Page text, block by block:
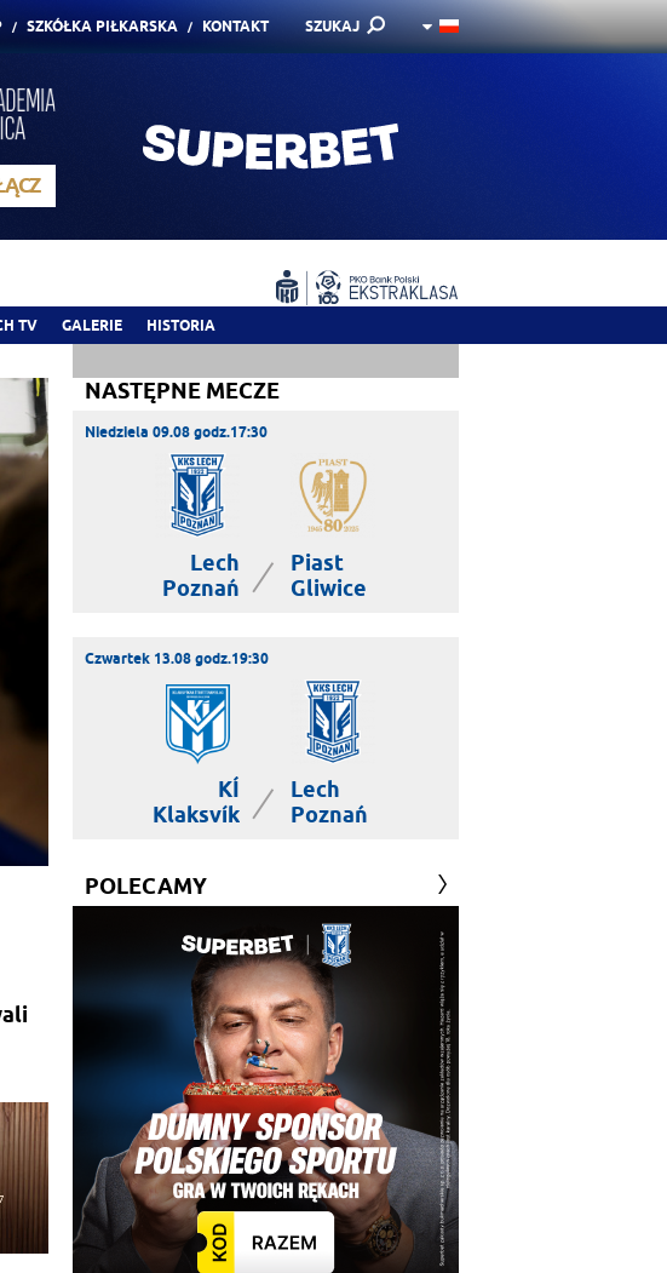
SZKÓŁKA PIŁKARSKA KONTAKT SZUKAJ
TV GALERIE HISTORIA
NASTĘPNE MECZE
Niedziela 09.08 godz.17:30
Lech
Poznań
|
Piast
Gliwice
Czwartek 13.08 godz.19:30
KÍ
Klaksvík
|
Lech
Poznań
POLECAMY